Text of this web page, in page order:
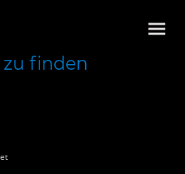
finden